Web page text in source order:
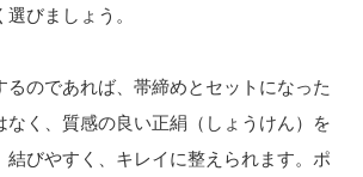
びましょう。
るのであれば、帯締めとセットになった
なく、質感の良い正絹（しょうけん）を
結びやすく、キレイに整えられます。ポ